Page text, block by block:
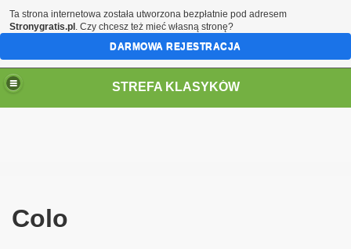
STREFA KLASYKÓW
Colo
Ta strona internetowa została utworzona bezpłatnie pod adresem
Stronygratis.pl . Czy chcesz też mieć własną stronę?
DARMOWA REJESTRACJA